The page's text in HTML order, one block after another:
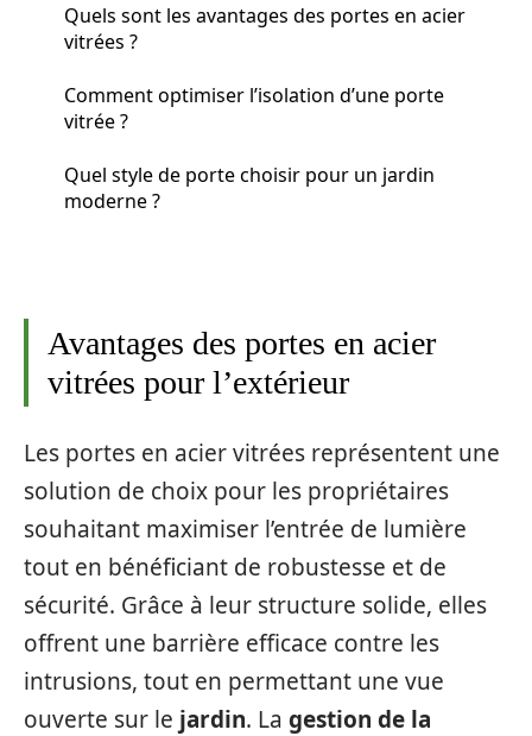
Quels sont les avantages des portes en acier
vitrées ?
Comment optimiser l’isolation d’une porte
vitrée ?
Quel style de porte choisir pour un jardin
moderne ?
Avantages des portes en acier
vitrées pour l’extérieur
Les portes en acier vitrées représentent une
solution de choix pour les propriétaires
souhaitant maximiser l’entrée de lumière
tout en bénéficiant de robustesse et de
sécurité. Grâce à leur structure solide, elles
offrent une barrière efficace contre les
intrusions, tout en permettant une vue
ouverte sur le jardin. La gestion de la